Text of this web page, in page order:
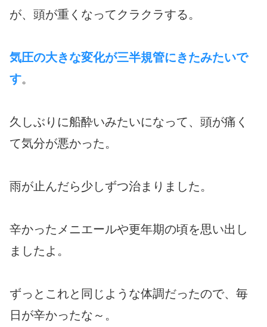
が、頭が重くなってクラクラする。
気圧の大きな変化が三半規管にきたみたいで
す。
久しぶりに船酔いみたいになって、頭が痛く
て気分が悪かった。
雨が止んだら少しずつ治まりました。
辛かったメニエールや更年期の頃を思い出し
ましたよ。
ずっとこれと同じような体調だったので、毎
日が辛かったな～。